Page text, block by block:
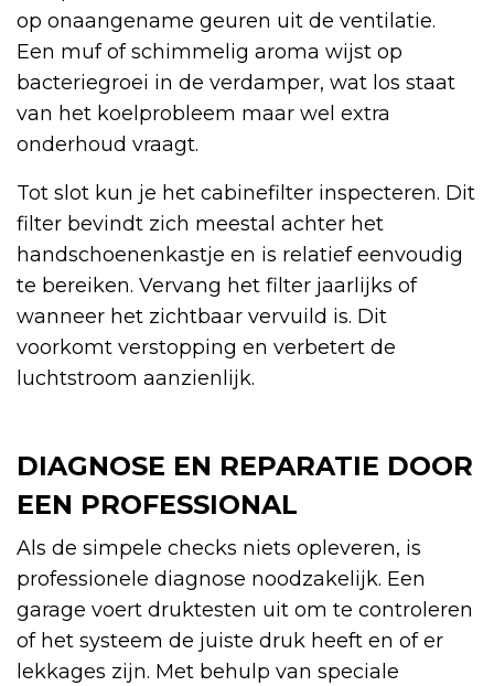
op onaangename geuren uit de ventilatie.
Een muf of schimmelig aroma wijst op
bacteriegroei in de verdamper, wat los staat
van het koelprobleem maar wel extra
onderhoud vraagt.
Tot slot kun je het cabinefilter inspecteren. Dit
filter bevindt zich meestal achter het
handschoenenkastje en is relatief eenvoudig
te bereiken. Vervang het filter jaarlijks of
wanneer het zichtbaar vervuild is. Dit
voorkomt verstopping en verbetert de
luchtstroom aanzienlijk.
DIAGNOSE EN REPARATIE DOOR
EEN PROFESSIONAL
Als de simpele checks niets opleveren, is
professionele diagnose noodzakelijk. Een
garage voert druktesten uit om te controleren
of het systeem de juiste druk heeft en of er
lekkages zijn. Met behulp van speciale